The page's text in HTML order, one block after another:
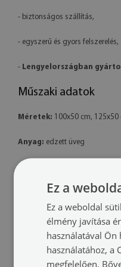
- biztonságos szállítás,
- egyszerű és gyors felszerelés,
- Lengyelországban
Műszaki adatok
Méretek: 100x50 cm,
Anyag: edzett üveg
téglalap alakú
Felszerelés: a termék készen
professzionális polimer
További információk:
Ez a
Ez a weboldal
élmény javítása
használatával Ön
használatához, a
megfelelően.